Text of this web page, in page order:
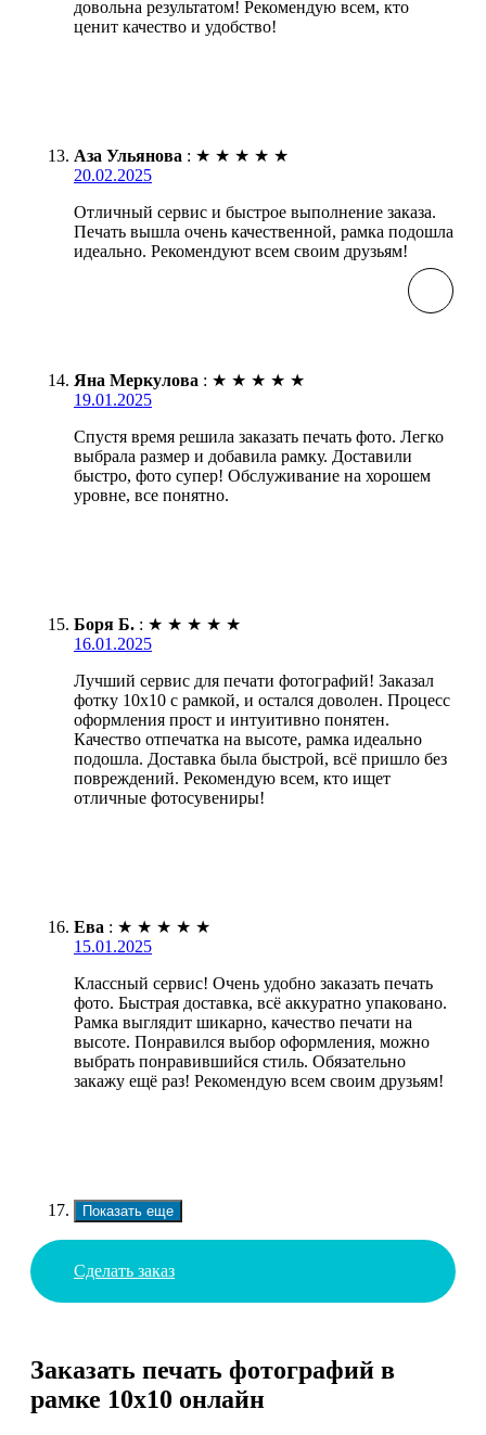
довольна результатом! Рекомендую всем, кто
ценит качество и удобство!
Аза Ульянова : ★ ★ ★ ★ ★
20.02.2025
Отличный сервис и быстрое выполнение заказа.
Печать вышла очень качественной, рамка подошла
идеально. Рекомендуют всем своим друзьям!
Яна Меркулова : ★ ★ ★ ★ ★
19.01.2025
Спустя время решила заказать печать фото. Легко
выбрала размер и добавила рамку. Доставили
быстро, фото супер! Обслуживание на хорошем
уровне, все понятно.
Боря Б. : ★ ★ ★ ★ ★
16.01.2025
Лучший сервис для печати фотографий! Заказал
фотку 10х10 с рамкой, и остался доволен. Процесс
оформления прост и интуитивно понятен.
Качество отпечатка на высоте, рамка идеально
подошла. Доставка была быстрой, всё пришло без
повреждений. Рекомендую всем, кто ищет
отличные фотосувениры!
Ева : ★ ★ ★ ★ ★
15.01.2025
Классный сервис! Очень удобно заказать печать
фото. Быстрая доставка, всё аккуратно упаковано.
Рамка выглядит шикарно, качество печати на
высоте. Понравился выбор оформления, можно
выбрать понравившийся стиль. Обязательно
закажу ещё раз! Рекомендую всем своим друзьям!
Показать еще
Сделать заказ
Заказать печать фотографий в
рамке 10х10 онлайн